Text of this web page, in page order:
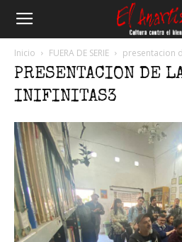
Inicio FUERA DE SERIE presentacion
PRESENTACION DE
INIFINITAS3